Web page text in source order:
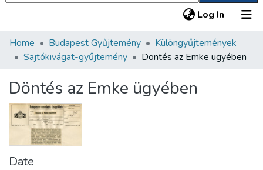
Log In (current)
Communities & Collections
Statistics
About us
Home Budapest Gyűjtemény
Különgyűjtemények
Sajtókivágat-gyűjtemény
Döntés az Emke ügyében
Döntés az Emke ügyében
Date